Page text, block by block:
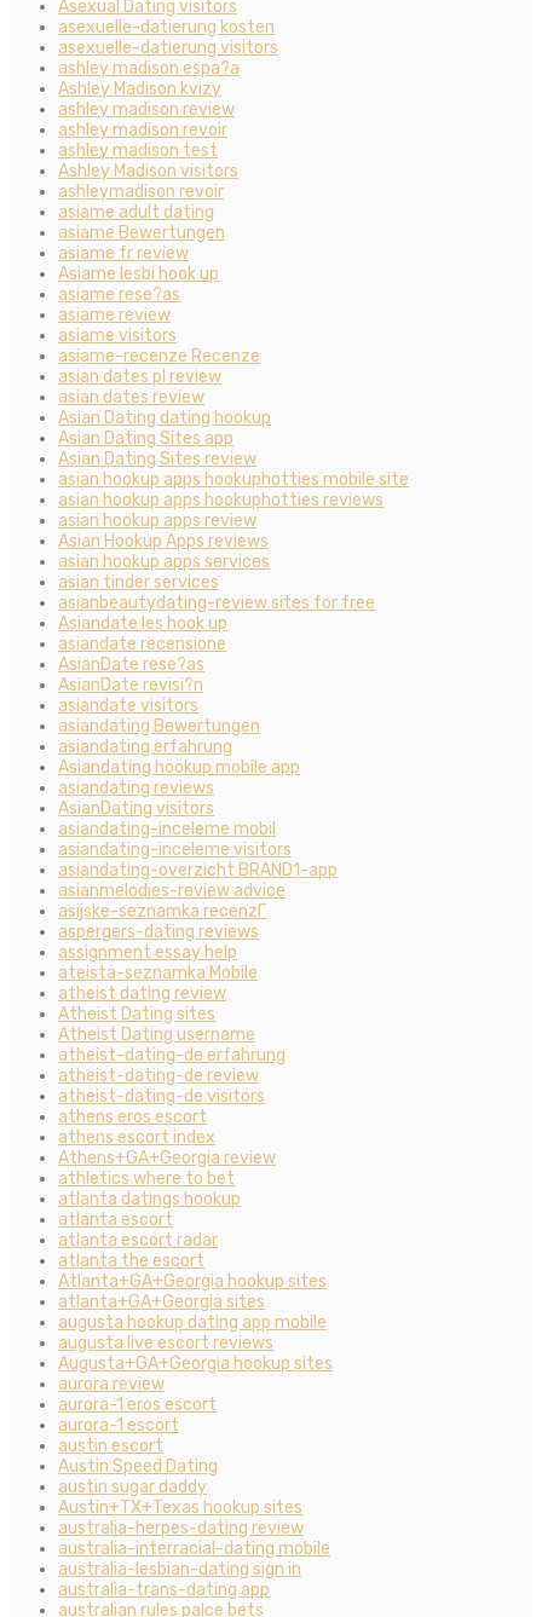
Asexual Dating visitors
asexuelle-datierung kosten
asexuelle-datierung visitors
ashley madison espa?a
Ashley Madison kvizy
ashley madison review
ashley madison revoir
ashley madison test
Ashley Madison visitors
ashleymadison revoir
asiame adult dating
asiame Bewertungen
asiame fr review
Asiame lesbi hook up
asiame rese?as
asiame review
asiame visitors
asiame-recenze Recenze
asian dates pl review
asian dates review
Asian Dating dating hookup
Asian Dating Sites app
Asian Dating Sites review
asian hookup apps hookuphotties mobile site
asian hookup apps hookuphotties reviews
asian hookup apps review
Asian Hookup Apps reviews
asian hookup apps services
asian tinder services
asianbeautydating-review sites for free
Asiandate les hook up
asiandate recensione
AsianDate rese?as
AsianDate revisi?n
asiandate visitors
asiandating Bewertungen
asiandating erfahrung
Asiandating hookup mobile app
asiandating reviews
AsianDating visitors
asiandating-inceleme mobil
asiandating-inceleme visitors
asiandating-overzicht BRAND1-app
asianmelodies-review advice
asijske-seznamka recenzГ­
aspergers-dating reviews
assignment essay help
ateista-seznamka Mobile
atheist dating review
Atheist Dating sites
Atheist Dating username
atheist-dating-de erfahrung
atheist-dating-de review
atheist-dating-de visitors
athens eros escort
athens escort index
Athens+GA+Georgia review
athletics where to bet
atlanta datings hookup
atlanta escort
atlanta escort radar
atlanta the escort
Atlanta+GA+Georgia hookup sites
atlanta+GA+Georgia sites
augusta hookup dating app mobile
augusta live escort reviews
Augusta+GA+Georgia hookup sites
aurora review
aurora-1 eros escort
aurora-1 escort
austin escort
Austin Speed Dating
austin sugar daddy
Austin+TX+Texas hookup sites
australia-herpes-dating review
australia-interracial-dating mobile
australia-lesbian-dating sign in
australia-trans-dating app
australian rules palce bets